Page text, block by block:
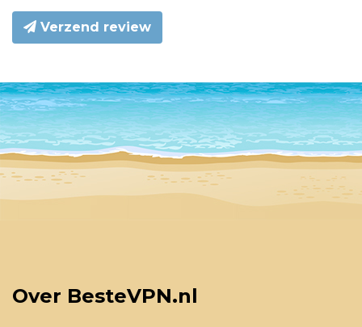
Verzend review
Over BesteVPN.nl